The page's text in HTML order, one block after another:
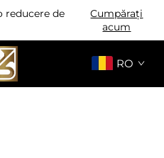
reducere de
Cumpărați
acum
RO